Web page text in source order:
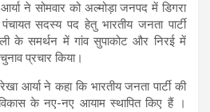
ने सोमवार को अल्मोड़ा जनपद में डिगरा
सदस्य पद हेतु भारतीय जनता पार्टी
के समर्थन में गांव सुपाकोट और निरई में
प्रचार किया।
आर्या ने कहा कि भारतीय जनता पार्टी की
के नए-नए आयाम स्थापित किए हैं ।